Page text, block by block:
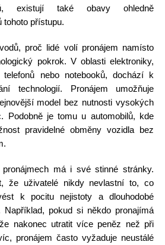
existují také obavy ohledně
tohoto přístupu.
proč lidé volí pronájem namísto
pokrok. V oblasti elektroniky,
nebo notebooků, dochází k
technologií. Pronájem umožňuje
model bez nutnosti vysokých
Podobně je tomu u automobilů, kde
pravidelné obměny vozidla bez
má i své stinné stránky.
že uživatelé nikdy nevlastní to, co
k pocitu nejistoty a dlouhodobé
Například, pokud si někdo pronajímá
nakonec utratit více peněz než při
pronájem často vyžaduje neustálé